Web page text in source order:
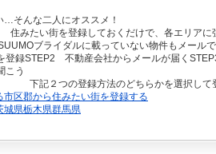
…そんな二人にオススメ！
住みたい街を登録しておくだけで、各エリアに
ブライダルに載っていない物件も メール
登録STEP2 不動産会社からメールが届く
こう
下記２つの登録方法のどちらかを選択して
市区郡から住みたい街を登録する
城県栃木県群馬県